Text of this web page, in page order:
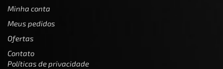
Minha conta
Meus pedidos
Ofertas
Contato
Políticas de privacidade